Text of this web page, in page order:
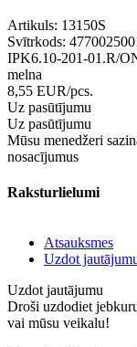
Artikuls: 13150S
Svītrkods:
IPK6.10-201-01.R/
melna
8,55 EUR/pcs.
Uz pasūtījumu
Uz pasūtījumu
Mūsu menedžeri
nosacījumus
Raksturlielumi
Atsauksmes
Uzdot
Uzdot jautājumu
Droši uzdodiet
vai mūsu veikalu!